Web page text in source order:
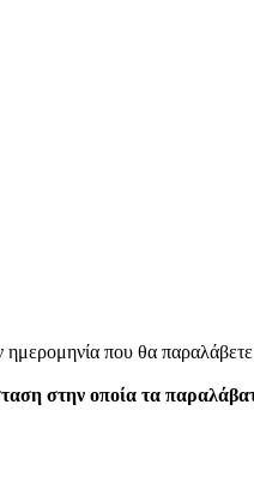
που θα
στην οποία τα